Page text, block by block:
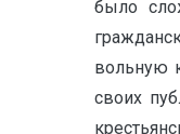
было
вольную
своих